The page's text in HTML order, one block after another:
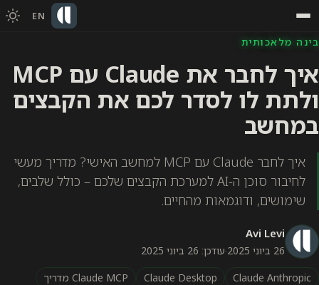
EN
בינה מלאכותית
איך לחבר את Claude עם MCP
ולתת לו לסדר לכם את הקבצים
במחשב
איך לחבר Claude עם MCP למחשב האישי? מדריך מעשי
לחיבור סוכן ה-AI למערכת הקבצים שלכם – כולל שלבים,
שימושים, ודוגמאות מהחיים.
Avi Levi
26 ביוני 2025 ·עודכן: 26 ביוני 2025
Claude Anthropic
Claude Desktop
Claude MCP מדריך